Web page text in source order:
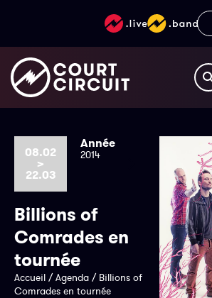
08.02
>
22.03
Année
2014
Billions of
Comrades en
tournée
Accueil /Agenda / Billions of
Comrades en tournée